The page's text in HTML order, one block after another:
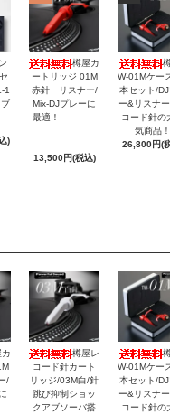
)
樽屋カ
ートリッジ 01M
赤針 リスナー/
Mix-DJプレーに
最適！
13,500円(税込)
W-01Mケー
本セット/DJ
ー&リスナ
コード針の
気商品！
26,800円(
/
樽屋レ
コード針カート
リッジ/03M白/針
跳び抑制ショッ
クアブソーバ搭
W-01Mケー
本セット/DJ
ー&リスナ
コード針の